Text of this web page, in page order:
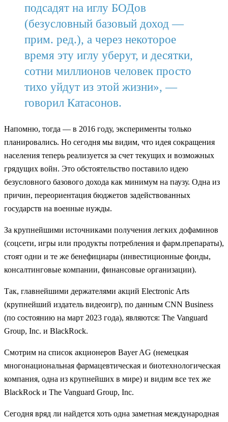
подсадят на иглу БОДов
(безусловный базовый доход —
прим. ред.), а через некоторое
время эту иглу уберут, и десятки,
сотни миллионов человек просто
тихо уйдут из этой жизни», —
говорил Катасонов.
Напомню, тогда — в 2016 году, эксперименты только
планировались. Но сегодня мы видим, что идея сокращения
населения теперь реализуется за счет текущих и возможных
грядущих войн. Это обстоятельство поставило идею
безусловного базового дохода как минимум на паузу. Одна из
причин, переориентация бюджетов задействованных
государств на военные нужды.
За крупнейшими источниками получения легких дофаминов
(соцсети, игры или продукты потребления и фарм.препараты),
стоят одни и те же бенефициары (инвестиционные фонды,
консалтинговые компании, финансовые организации).
Так, главнейшими держателями акций Electronic Arts
(крупнейший издатель видеоигр), по данным CNN Business
(по состоянию на март 2023 года), являются: The Vanguard
Group, Inc. и BlackRock.
Смотрим на список акционеров Bayer AG (немецкая
многонациональная фармацевтическая и биотехнологическая
компания, одна из крупнейших в мире) и видим все тех же
BlackRock и The Vanguard Group, Inc.
Сегодня вряд ли найдется хоть одна заметная международная